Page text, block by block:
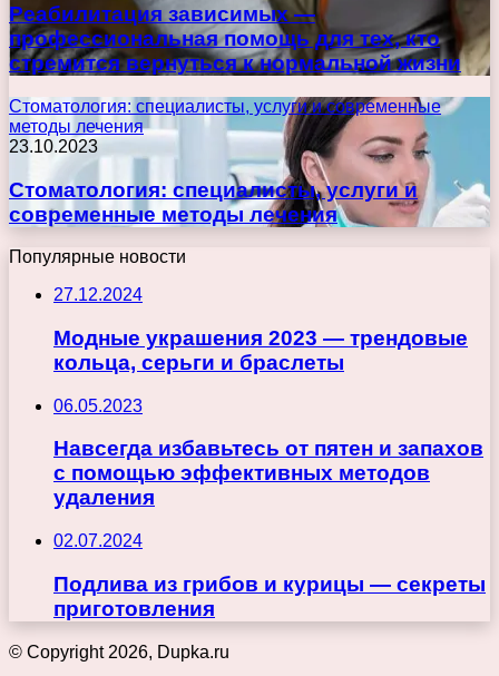
Реабилитация зависимых —
профессиональная помощь для тех, кто
стремится вернуться к нормальной жизни
Стоматология: специалисты, услуги и современные
методы лечения
23.10.2023
Стоматология: специалисты, услуги и
современные методы лечения
Популярные новости
27.12.2024
Модные украшения 2023 — трендовые
кольца, серьги и браслеты
06.05.2023
Навсегда избавьтесь от пятен и запахов
с помощью эффективных методов
удаления
02.07.2024
Подлива из грибов и курицы — секреты
приготовления
© Copyright 2026, Dupka.ru